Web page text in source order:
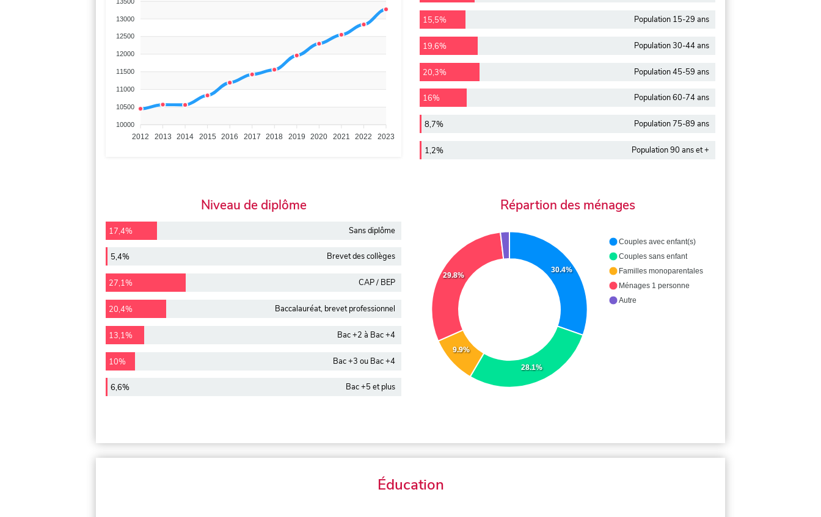
13000
12500
12000
11500
11000
10500
10000
2012 2013 2014 2015 2016 2017 2018 2019 2020 2021 2022 2023
15,5% Population 15-29 ans
19,6% Population 30-44 ans
20,3% Population 45-59 ans
16% Population 60-74 ans
8,7% Population 75-89 ans
1,2% Population 90 ans et +
Niveau de diplôme
17,4% Sans diplôme
5,4% Brevet des collèges
27,1% CAP / BEP
20,4% Baccalauréat, brevet professionnel
13,1% Bac +2 à Bac +4
10% Bac +3 ou Bac +4
6,6% Bac +5 et plus
Répartion des ménages
30.4%
28.1%
9.9%
29.8%
Couples avec enfant(s)
Couples sans enfant
Familles monoparentales
Ménages 1 personne
Autre
Éducation